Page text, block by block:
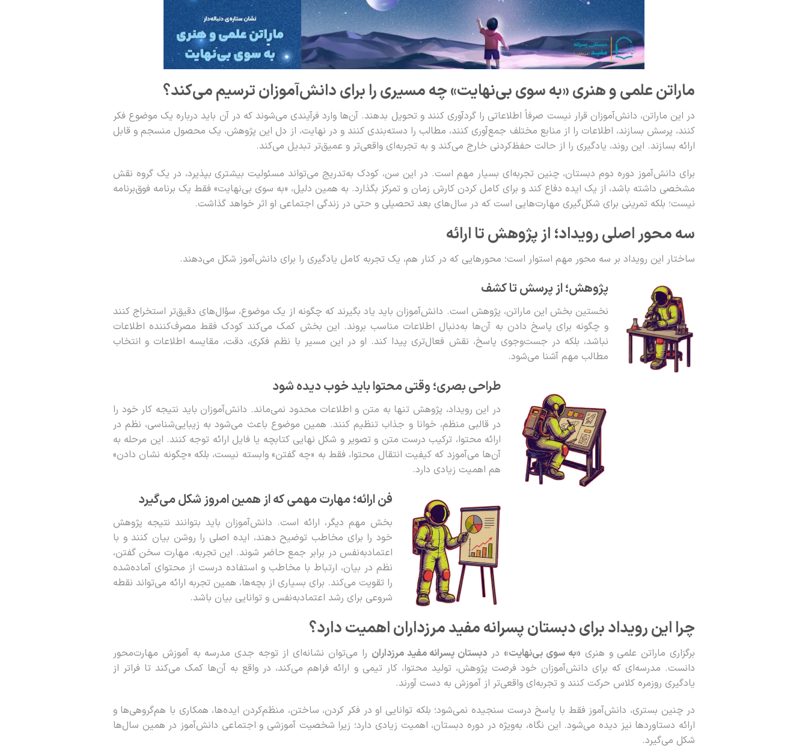
ماراتن علمی و هنری «به سوی بی‌نهایت» چه مسیری را برای دانش‌آموزان ترسیم می‌کند؟
در این ماراتن، دانش‌آموزان قرار نیست صرفاً اطلاعاتی را گردآوری کنند و تحویل بدهند. آن‌ها وارد فرآیندی می‌شوند که در آن باید درباره یک موضوع فکر
کنند، پرسش بسازند، اطلاعات را از منابع مختلف جمع‌آوری کنند، مطالب را دسته‌بندی کنند و در نهایت، از دل این پژوهش، یک محصول منسجم و قابل
ارائه بسازند. این روند، یادگیری را از حالت حفظ‌کردنی خارج می‌کند و به تجربه‌ای واقعی‌تر و عمیق‌تر تبدیل می‌کند.
برای دانش‌آموز دوره دوم دبستان، چنین تجربه‌ای بسیار مهم است. در این سن، کودک به‌تدریج می‌تواند مسئولیت بیشتری بپذیرد، در یک گروه نقش
مشخصی داشته باشد، از یک ایده دفاع کند و برای کامل کردن کارش زمان و تمرکز بگذارد. به همین دلیل، «به سوی بی‌نهایت» فقط یک برنامه فوق‌برنامه
نیست؛ بلکه تمرینی برای شکل‌گیری مهارت‌هایی است که در سال‌های بعد تحصیلی و حتی در زندگی اجتماعی او اثر خواهد گذاشت.
سه محور اصلی رویداد؛ از پژوهش تا ارائه
ساختار این رویداد بر سه محور مهم استوار است؛ محورهایی که در کنار هم، یک تجربه کامل یادگیری را برای دانش‌آموز شکل می‌دهند.
پژوهش؛ از پرسش تا کشف
نخستین بخش این ماراتن، پژوهش است. دانش‌آموزان باید یاد بگیرند که چگونه از یک موضوع، سؤال‌های دقیق‌تر استخراج کنند
و چگونه برای پاسخ دادن به آن‌ها به‌دنبال اطلاعات مناسب بروند. این بخش کمک می‌کند کودک فقط مصرف‌کننده اطلاعات
نباشد، بلکه در جست‌وجوی پاسخ، نقش فعال‌تری پیدا کند. او در این مسیر با نظم فکری، دقت، مقایسه اطلاعات و انتخاب
مطالب مهم آشنا می‌شود.
طراحی بصری؛ وقتی محتوا باید خوب دیده شود
در این رویداد، پژوهش تنها به متن و اطلاعات محدود نمی‌ماند. دانش‌آموزان باید نتیجه کار خود را
در قالبی منظم، خوانا و جذاب تنظیم کنند. همین موضوع باعث می‌شود به زیبایی‌شناسی، نظم در
ارائه محتوا، ترکیب درست متن و تصویر و شکل نهایی کتابچه یا فایل ارائه توجه کنند. این مرحله به
آن‌ها می‌آموزد که کیفیت انتقال محتوا، فقط به «چه گفتن» وابسته نیست، بلکه «چگونه نشان دادن»
هم اهمیت زیادی دارد.
فن ارائه؛ مهارت مهمی که از همین امروز شکل می‌گیرد
بخش مهم دیگر، ارائه است. دانش‌آموزان باید بتوانند نتیجه پژوهش
خود را برای مخاطب توضیح دهند، ایده اصلی را روشن بیان کنند و با
اعتمادبه‌نفس در برابر جمع حاضر شوند. این تجربه، مهارت سخن گفتن،
نظم در بیان، ارتباط با مخاطب و استفاده درست از محتوای آماده‌شده
را تقویت می‌کند. برای بسیاری از بچه‌ها، همین تجربه ارائه می‌تواند نقطه
شروعی برای رشد اعتمادبه‌نفس و توانایی بیان باشد.
چرا این رویداد برای دبستان پسرانه مفید مرزداران اهمیت دارد؟
برگزاری ماراتن علمی و هنری «به سوی بی‌نهایت» در دبستان پسرانه مفید مرزداران را می‌توان نشانه‌ای از توجه جدی مدرسه به آموزش مهارت‌محور
دانست. مدرسه‌ای که برای دانش‌آموزان خود فرصت پژوهش، تولید محتوا، کار تیمی و ارائه فراهم می‌کند، در واقع به آن‌ها کمک می‌کند تا فراتر از
یادگیری روزمره کلاس حرکت کنند و تجربه‌ای واقعی‌تر از آموزش به دست آورند.
در چنین بستری، دانش‌آموز فقط با پاسخ درست سنجیده نمی‌شود؛ بلکه توانایی او در فکر کردن، ساختن، منظم‌کردن ایده‌ها، همکاری با هم‌گروهی‌ها و
ارائه دستاوردها نیز دیده می‌شود. این نگاه، به‌ویژه در دوره دبستان، اهمیت زیادی دارد؛ زیرا شخصیت آموزشی و اجتماعی دانش‌آموز در همین سال‌ها
شکل می‌گیرد.